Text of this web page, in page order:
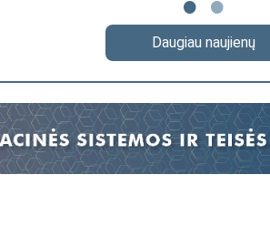
Daugiau naujienų